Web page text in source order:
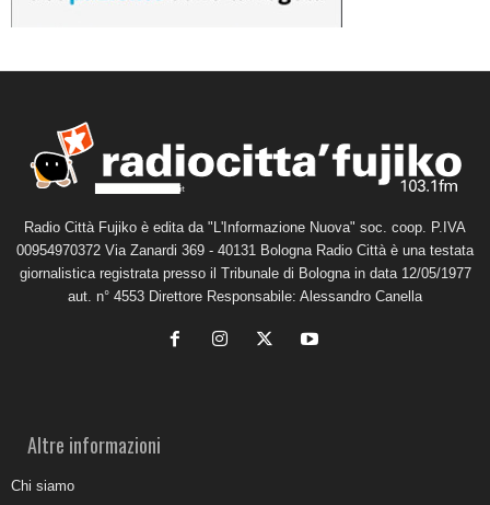
Radio Città Fujiko è edita da "L'Informazione Nuova" soc. coop. P.IVA
00954970372 Via Zanardi 369 - 40131 Bologna Radio Città è una testata
giornalistica registrata presso il Tribunale di Bologna in data 12/05/1977
aut. n° 4553 Direttore Responsabile: Alessandro Canella
Altre informazioni
Chi siamo